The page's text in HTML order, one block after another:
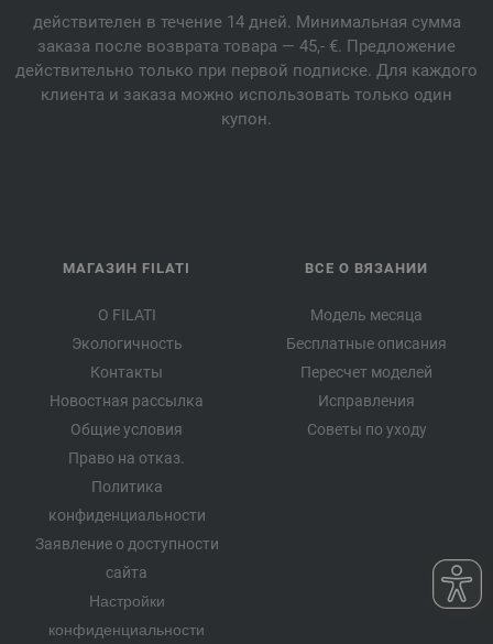
действителен в течение 14 дней. Минимальная сумма
заказа после возврата товара — 45,- €. Предложение
действительно только при первой подписке. Для каждого
клиента и заказа можно использовать только один
купон.
МАГАЗИН FILATI
О FILATI
Экологичность
Контакты
Новостная рассылка
Общие условия
Право на отказ.
Политика
конфиденциальности
Заявление о доступности
сайта
Настройки
конфиденциальности
ВСЕ О ВЯЗАНИИ
Модель месяца
Бесплатные описания
Пересчет моделей
Исправления
Советы по уходу